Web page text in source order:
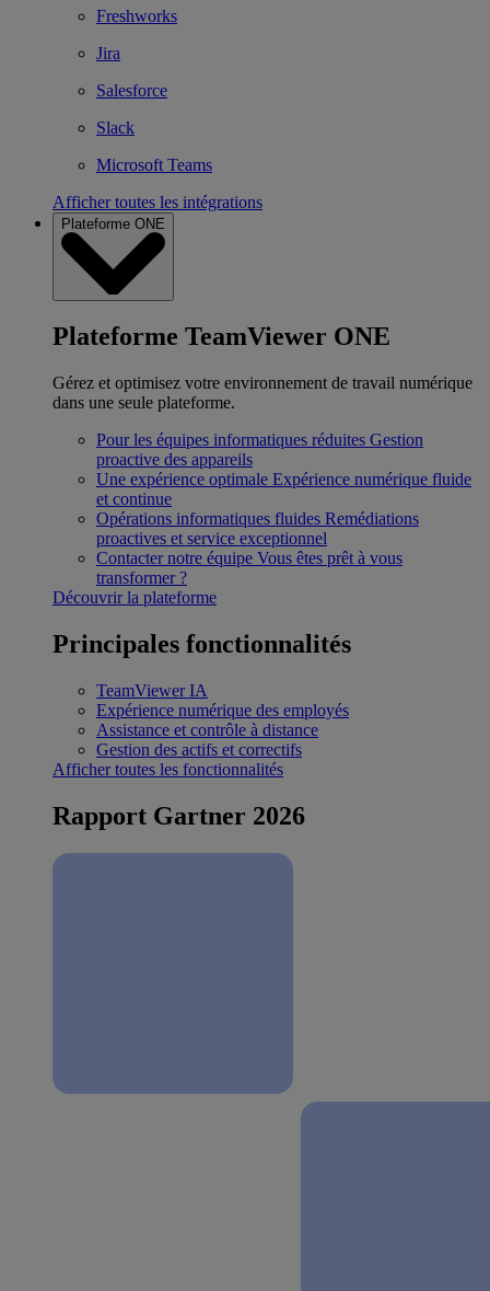
Freshworks
Jira
Salesforce
Slack
Microsoft Teams
Afficher toutes les intégrations
Plateforme ONE
Plateforme TeamViewer ONE
Gérez et optimisez votre environnement de travail numérique
dans une seule plateforme.
Pour les équipes informatiques réduites Gestion
proactive des appareils
Une expérience optimale Expérience numérique fluide
et continue
Opérations informatiques fluides Remédiations
proactives et service exceptionnel
Contacter notre équipe Vous êtes prêt à vous
transformer ?
Découvrir la plateforme
Principales fonctionnalités
TeamViewer IA
Expérience numérique des employés
Assistance et contrôle à distance
Gestion des actifs et correctifs
Afficher toutes les fonctionnalités
Rapport Gartner 2026